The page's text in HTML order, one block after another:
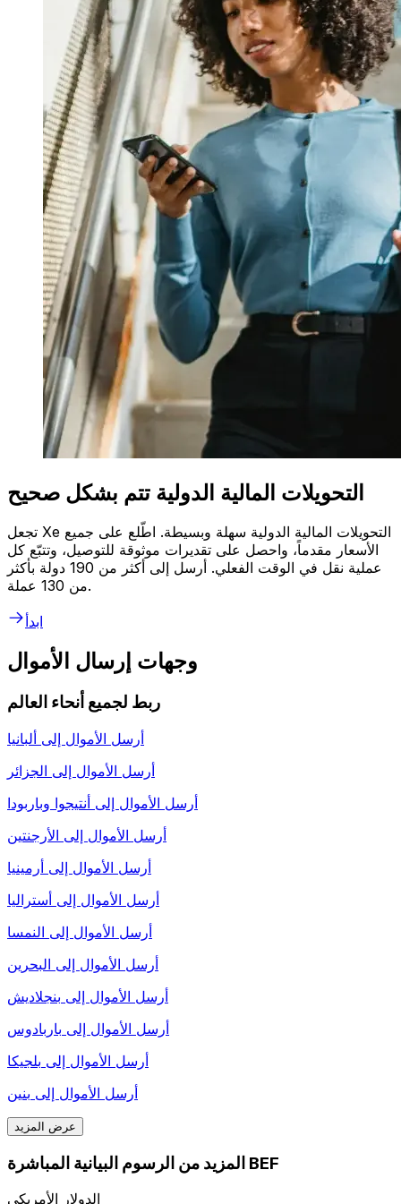
التحويلات المالية الدولية تتم بشكل صحيح
تجعل Xe التحويلات المالية الدولية سهلة وبسيطة. اطّلع على جميع
الأسعار مقدماً، واحصل على تقديرات موثوقة للتوصيل، وتتبّع كل
عملية نقل في الوقت الفعلي. أرسل إلى أكثر من 190 دولة بأكثر
من 130 عملة.
ابدأ
وجهات إرسال الأموال
ربط لجميع أنحاء العالم
أرسل الأموال إلى ألبانيا
أرسل الأموال إلى الجزائر
أرسل الأموال إلى أنتيجوا وباربودا
أرسل الأموال إلى الأرجنتين
أرسل الأموال إلى أرمينيا
أرسل الأموال إلى أستراليا
أرسل الأموال إلى النمسا
أرسل الأموال إلى البحرين
أرسل الأموال إلى بنجلاديش
أرسل الأموال إلى باربادوس
أرسل الأموال إلى بلجيكا
أرسل الأموال إلى بنين
عرض المزيد
المزيد من الرسوم البيانية المباشرة BEF
الدولار الأمريكي